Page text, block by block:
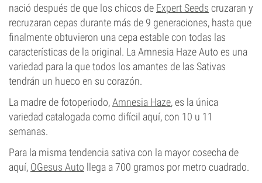
nació después de que los chicos de Expert Seeds cruzaran y
recruzaran cepas durante más de 9 generaciones, hasta que
finalmente obtuvieron una cepa estable con todas las
características de la original. La Amnesia Haze Auto es una
variedad para la que todos los amantes de las Sativas
tendrán un hueco en su corazón.
La madre de fotoperiodo,Amnesia Haze, es la única
variedad catalogada como difícil aquí, con 10 u 11
semanas.
Para la misma tendencia sativa con la mayor cosecha de
aquí, OGesus Auto llega a 700 gramos por metro cuadrado.